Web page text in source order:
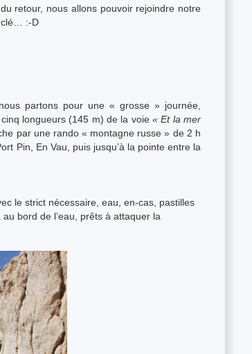
retour, nous allons pouvoir rejoindre notre
clé… :-D
partons pour une « grosse » journée,
longueurs (145 m) de la voie « Et la mer
par une rando « montagne russe » de 2 h
Pin, En Vau, puis jusqu’à la pointe entre la
le strict nécessaire, eau, en-cas, pastilles
bord de l’eau, prêts à attaquer la